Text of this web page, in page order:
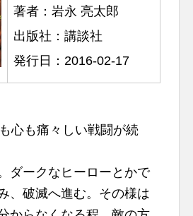
著者：岩永 亮太郎
出版社：講談社
発行日：2016-02-17
心も痛々しい戦闘が続
ダークなヒーローとかで
、破滅へ進む。その様は